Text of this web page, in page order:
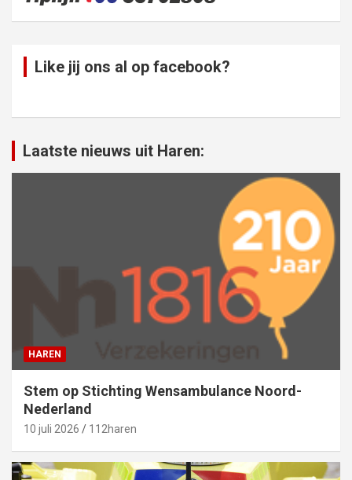
Like jij ons al op facebook?
Laatste nieuws uit Haren:
HAREN
Stem op Stichting Wensambulance Noord-
Nederland
10 juli 2026 112haren